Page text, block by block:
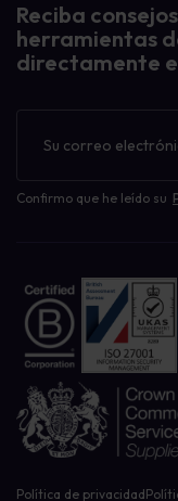
Reciba
herramientas
directamente
Confirmo que he leído su
Política de privacidad